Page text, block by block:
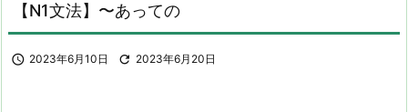
【N1文法】〜あっての
 2023年6月10日  2023年6月20日